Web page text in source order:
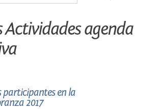
agenda
participantes en la
2017